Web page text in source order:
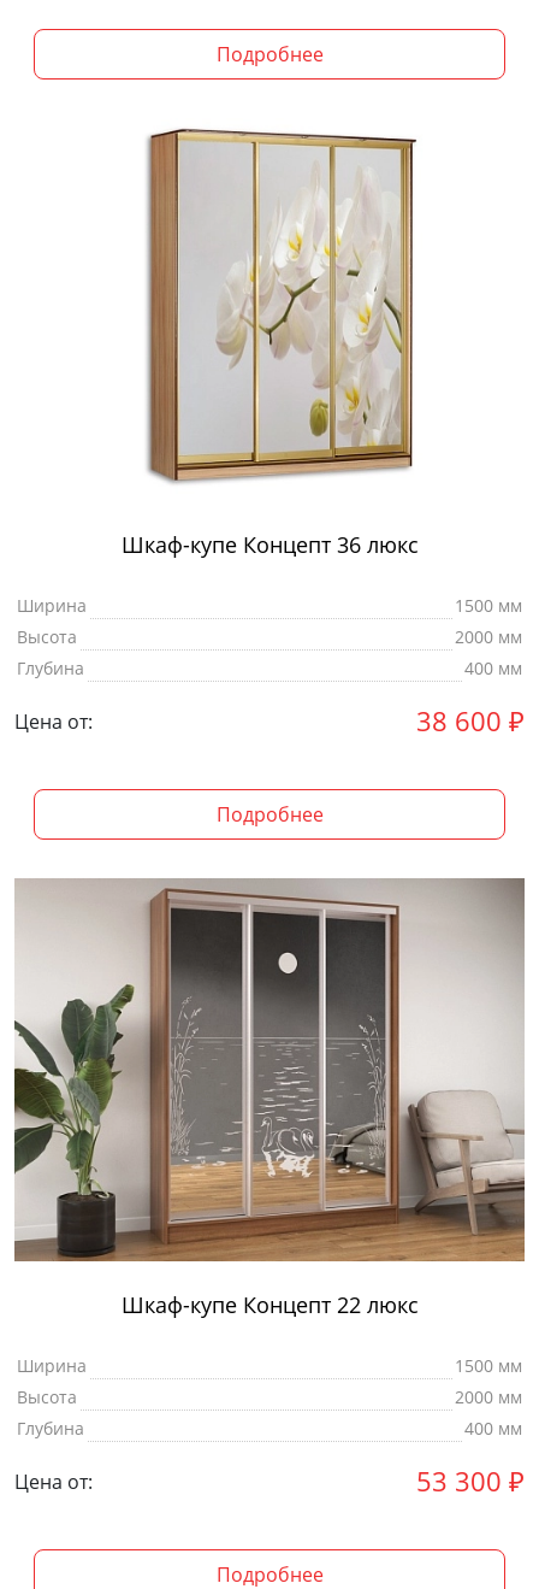
Подробнее
Шкаф-купе Концепт 36 люкс
Ширина
1500 мм
Высота
2000 мм
Глубина
400 мм
Цена от: 38 600 ₽
Подробнее
Шкаф-купе Концепт 22 люкс
Ширина
1500 мм
Высота
2000 мм
Глубина
400 мм
Цена от: 53 300 ₽
Подробнее